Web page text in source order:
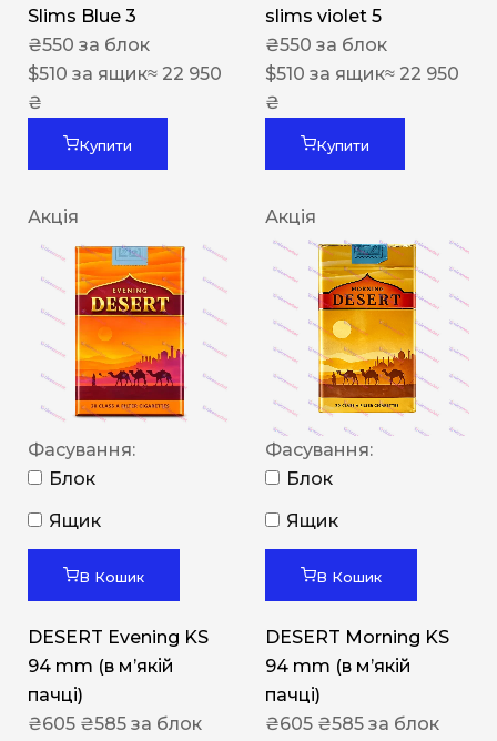
Slims Blue 3
₴550 за блок
$510 за ящик≈ 22 950
₴
Купити
slims violet 5
₴550 за блок
$510 за ящик≈ 22 950
₴
Купити
Акція
Фасування:
Блок
Ящик
В Кошик
DESERT Evening KS
94 mm (в мʼякій
пачці)
₴605 ₴585 за блок
Акція
Фасування:
Блок
Ящик
В Кошик
DESERT Morning KS
94 mm (в мʼякій
пачці)
₴605 ₴585 за блок